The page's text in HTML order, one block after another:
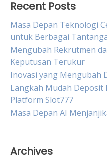
Recent Posts
Masa Depan Teknologi
untuk Berbagai
Mengubah Rekrutmen
Keputusan Terukur
Inovasi yang Mengubah
Langkah Mudah Deposit
Platform Slot777
Masa Depan AI
Archives